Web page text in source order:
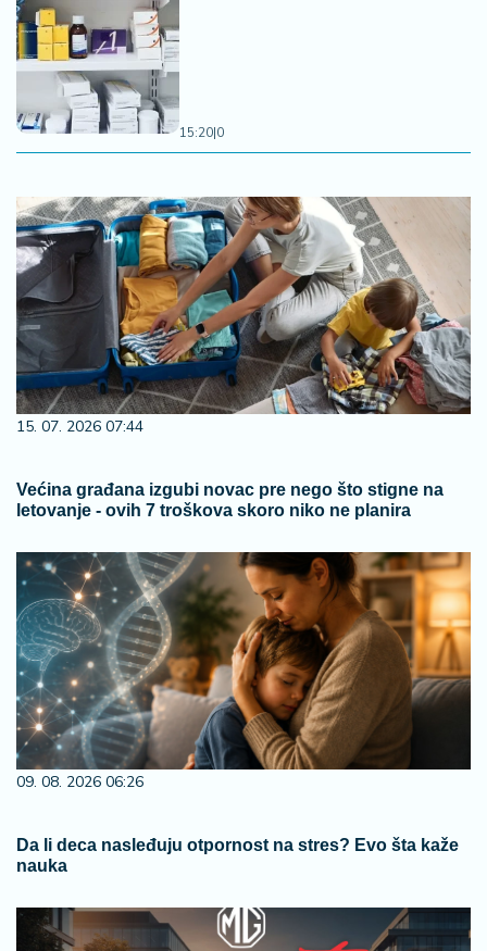
15:20|0
15. 07. 2026 07:44
Većina građana izgubi novac pre nego što stigne na
letovanje - ovih 7 troškova skoro niko ne planira
09. 08. 2026 06:26
Da li deca nasleđuju otpornost na stres? Evo šta kaže
nauka